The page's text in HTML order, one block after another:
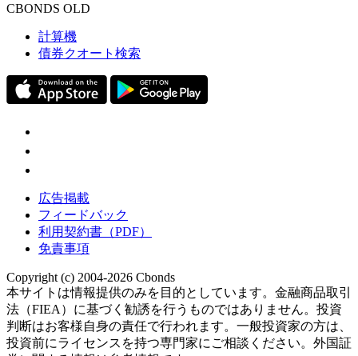
CBONDS OLD
計算機
債券クオート検索
広告掲載
フィードバック
利用契約書（PDF）
免責事項
Copyright (c) 2004-2026 Cbonds
本サイトは情報提供のみを目的としています。金融商品取引
法（FIEA）に基づく勧誘を行うものではありません。投資
判断はお客様自身の責任で行われます。一般投資家の方は、
投資前にライセンスを持つ専門家にご相談ください。外国証